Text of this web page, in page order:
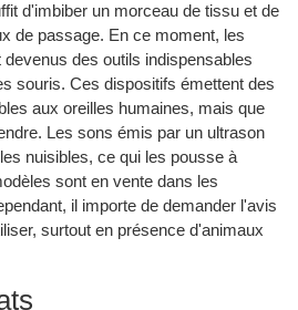
d'imbiber un morceau de tissu et de
de passage. En ce moment, les
des outils indispensables
souris. Ces dispositifs émettent des
aux oreilles humaines, mais que
Les sons émis par un ultrason
nuisibles, ce qui les pousse à
sont en vente dans les
il importe de demander l'avis
surtout en présence d'animaux